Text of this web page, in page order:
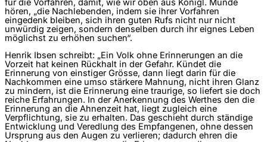
für die Vorfahren, damit, wie wir oben aus Königl. Munde
hören, „die Nachlebenden, indem sie ihrer Vorfahren
eingedenk bleiben, sich ihren guten Rufs nicht nur nicht
unwürdig zeigen, sondern denselben durch ihr eignes Leben
möglichst zu erhöhen suchen“.
Henrik Ibsen schreibt: „Ein Volk ohne Erinnerungen an die
Vorzeit hat keinen Rückhalt in der Gefahr. Kündet die
Erinnerung von einstiger Grösse, dann liegt darin für die
Nachkommen eine umso stärkere Mahnung, nicht ihren Glanz
zu mindern, ist die Erinnerung eine traurige, so liefert sie doch
reiche Erfahrungen. In der Anerkennung des Werthes den die
Erinnerung an die Ahnenzeit hat, liegt zugleich eine
Verpflichtung, sie zu erhalten. Das geschieht durch ständige
Entwicklung und Veredlung des Empfangenen, ohne dessen
Ursprung aus den Augen zu verlieren; dadurch ehren die